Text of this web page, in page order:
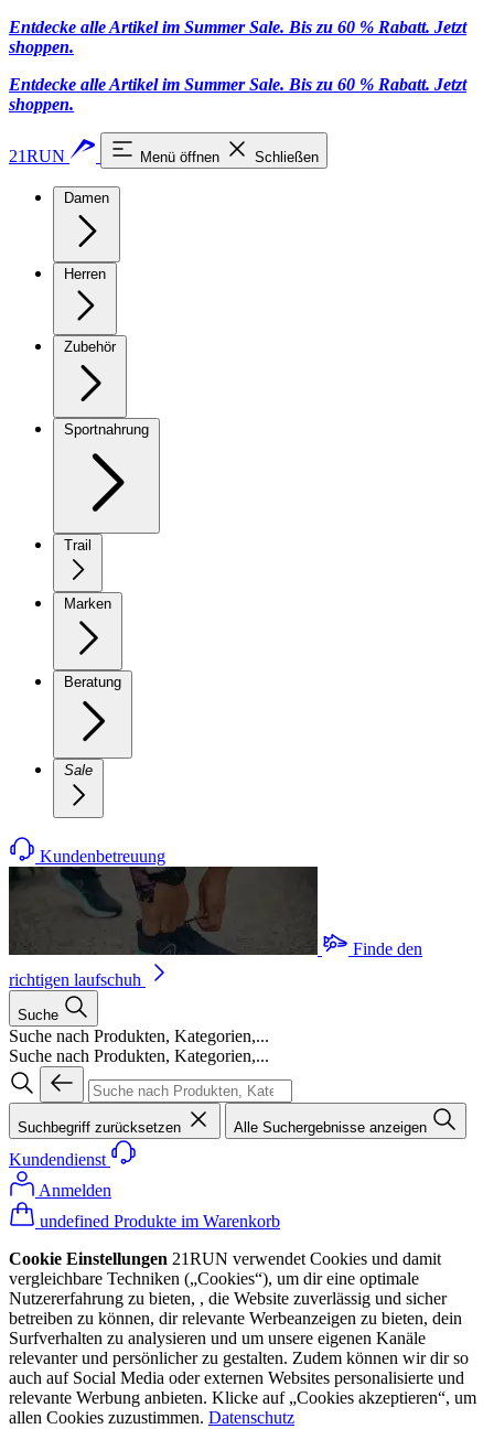
Entdecke alle Artikel im Summer Sale. Bis zu 60 % Rabatt. Jetzt
shoppen.
Entdecke alle Artikel im Summer Sale. Bis zu 60 % Rabatt. Jetzt
shoppen.
21RUN Menü öffnen Schließen
Damen
Herren
Zubehör
Sportnahrung
Trail
Marken
Beratung
Sale
Kundenbetreuung
Finde den
richtigen laufschuh
Suche
Suche nach Produkten, Kategorien,...
Suche nach Produkten, Kategorien,...
Suchbegriff zurücksetzen Alle Suchergebnisse anzeigen
Kundendienst
Anmelden
undefined Produkte im Warenkorb
Cookie Einstellungen 21RUN verwendet Cookies und damit
vergleichbare Techniken („Cookies“), um dir eine optimale
Nutzererfahrung zu bieten, , die Website zuverlässig und sicher
betreiben zu können, dir relevante Werbeanzeigen zu bieten, dein
Surfverhalten zu analysieren und um unsere eigenen Kanäle
relevanter und persönlicher zu gestalten. Zudem können wir dir so
auch auf Social Media oder externen Websites personalisierte und
relevante Werbung anbieten. Klicke auf „Cookies akzeptieren“, um
allen Cookies zuzustimmen. Datenschutz